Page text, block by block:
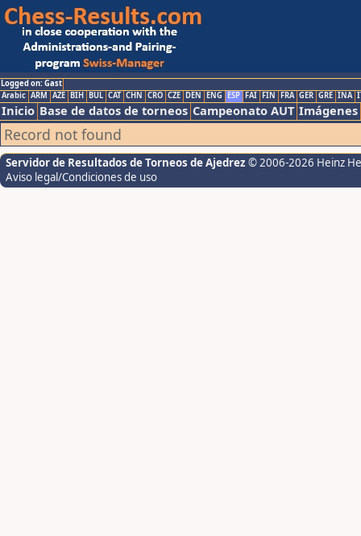
Logged on: Gast
Arabic ARM AZE BIH BUL CAT CHN CRO CZE DEN ENG ESP FAI FIN FRA GER GRE INA
Inicio Base de datos de torneos Campeonato AUT Imágenes
Record not found
Servidor de Resultados de Torneos de Ajedrez © 2006-2026 Heinz
Aviso legal/Condiciones de uso